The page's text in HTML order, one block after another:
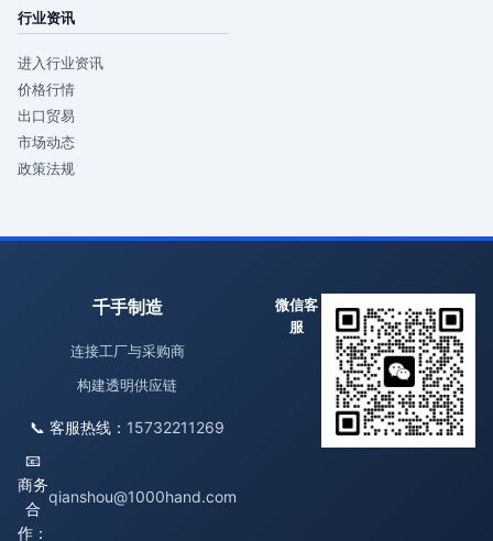
行业资讯
进入行业资讯
价格行情
出口贸易
市场动态
政策法规
千手制造
连接工厂与采购商
构建透明供应链
📞 客服热线： 15732211269
📧
商务
合
作：
qianshou@1000hand.com
微信客
服